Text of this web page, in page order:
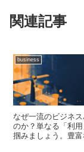
関連記事
business
なぜ一流のビジネ
のか？単なる「利
掴みましょう。豊